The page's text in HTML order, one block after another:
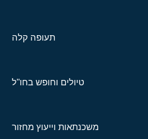
תעופה קלה
טיולים וחופש בחו"ל
משכנתאות וייעוץ מחזור